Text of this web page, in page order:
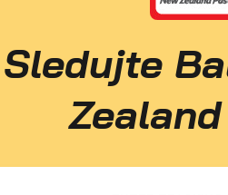
Sledujte